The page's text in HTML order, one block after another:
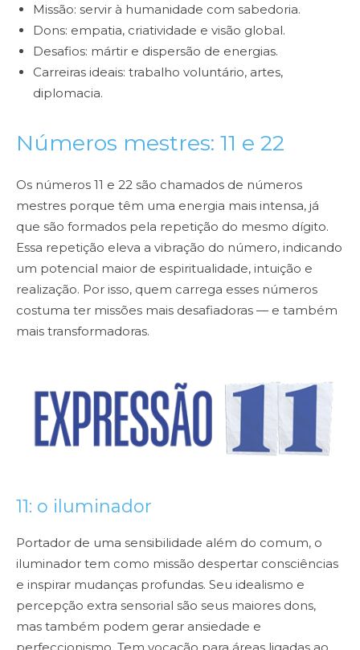
Missão: servir à humanidade com sabedoria.
Dons: empatia, criatividade e visão global.
Desafios: mártir e dispersão de energias.
Carreiras ideais: trabalho voluntário, artes,
diplomacia.
Números mestres: 11 e 22
Os números 11 e 22 são chamados de números
mestres porque têm uma energia mais intensa, já
que são formados pela repetição do mesmo dígito.
Essa repetição eleva a vibração do número, indicando
um potencial maior de espiritualidade, intuição e
realização. Por isso, quem carrega esses números
costuma ter missões mais desafiadoras — e também
mais transformadoras.
11: o iluminador
Portador de uma sensibilidade além do comum, o
iluminador tem como missão despertar consciências
e inspirar mudanças profundas. Seu idealismo e
percepção extra sensorial são seus maiores dons,
mas também podem gerar ansiedade e